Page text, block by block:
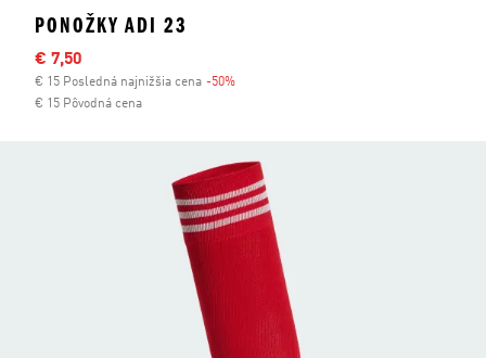
PONOŽKY ADI 23
Výpredajová cena
€ 7,50
€ 15 Posledná najnižšia cena -50%
€ 15 Pôvodná cena